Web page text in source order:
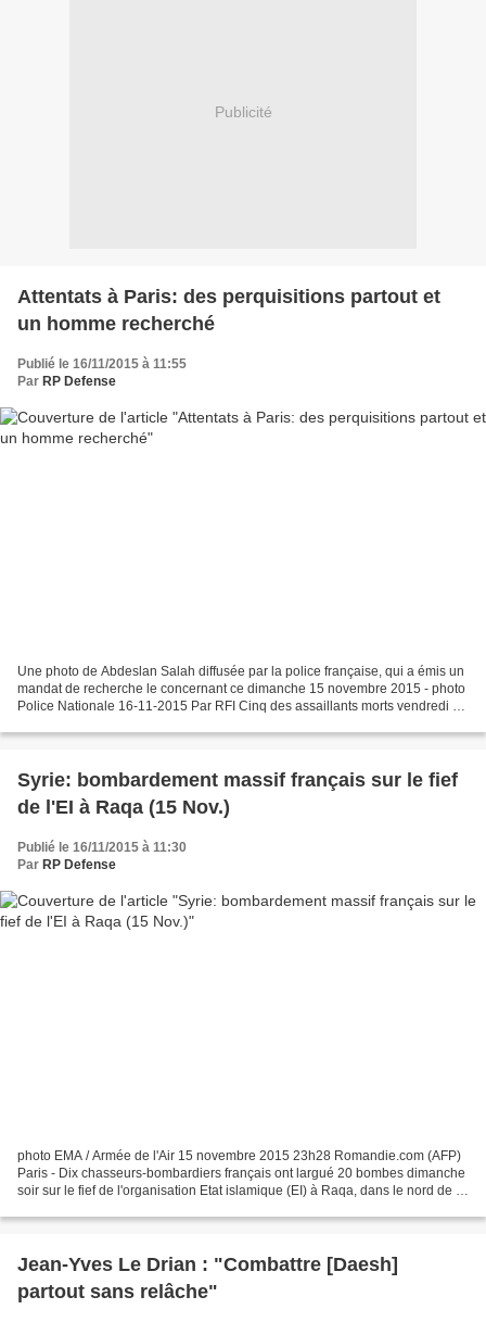
Publicité
Attentats à Paris: des perquisitions partout et
un homme recherché
Publié le 16/11/2015 à 11:55
Par RP Defense
Une photo de Abdeslan Salah diffusée par la police française, qui a émis un
mandat de recherche le concernant ce dimanche 15 novembre 2015 - photo
Police Nationale 16-11-2015 Par RFI Cinq des assaillants morts vendredi à
Syrie: bombardement massif français sur le fief
de l'EI à Raqa (15 Nov.)
Publié le 16/11/2015 à 11:30
Par RP Defense
photo EMA / Armée de l'Air 15 novembre 2015 23h28 Romandie.com (AFP)
Paris - Dix chasseurs-bombardiers français ont largué 20 bombes dimanche
soir sur le fief de l'organisation Etat islamique (EI) à Raqa, dans le nord de la
Jean-Yves Le Drian : "Combattre [Daesh]
partout sans relâche"